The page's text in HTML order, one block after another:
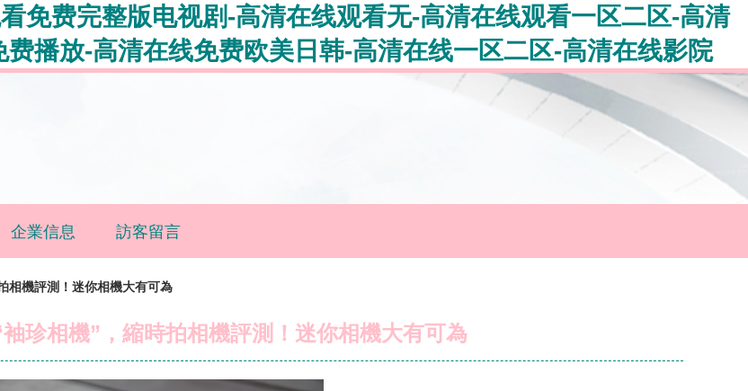
免费完整版电视剧-高清在线观看无-高清在线观看一区二区-高清
播放-高清在线免费欧美日韩-高清在线一区二区-高清在线影院
企業信息 訪客留言
相機評測！迷你相機大有可為
珍相機”，縮時拍相機評測！迷你相機大有可為